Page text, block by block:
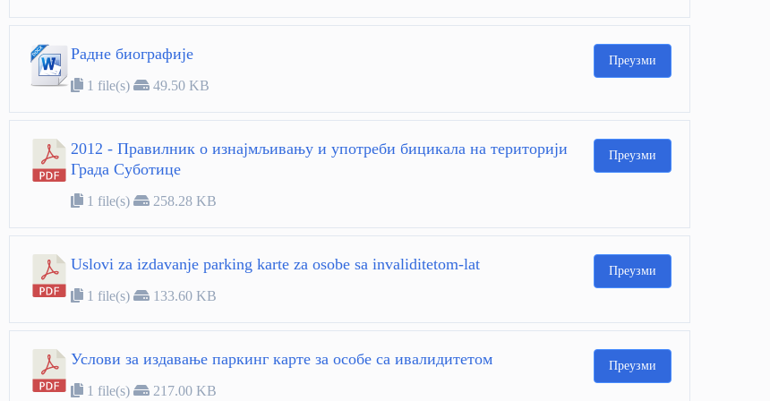
Радне биографије
1 file(s) 49.50 KB
Преузми
2012 - Правилник о изнајмљивању и употреби бицикала на територији
Града Суботице
1 file(s) 258.28 KB
Преузми
Uslovi za izdavanje parking karte za osobe sa invaliditetom-lat
1 file(s) 133.60 KB
Преузми
Услови за издавање паркинг карте за особе са ивалидитетом
1 file(s) 217.00 KB
Преузми